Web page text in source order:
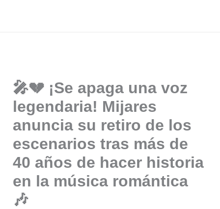
🎤💔 ¡Se apaga una voz
legendaria! Mijares
anuncia su retiro de los
escenarios tras más de
40 años de hacer historia
en la música romántica
🎶